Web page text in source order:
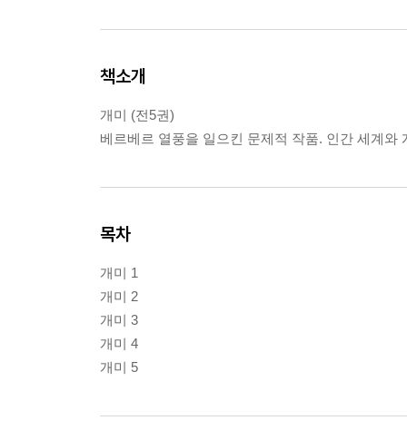
책소개
개미 (전5권)
베르베르 열풍을 일으킨 문제적 작품. 인간 세계
목차
개미 1
개미 2
개미 3
개미 4
개미 5